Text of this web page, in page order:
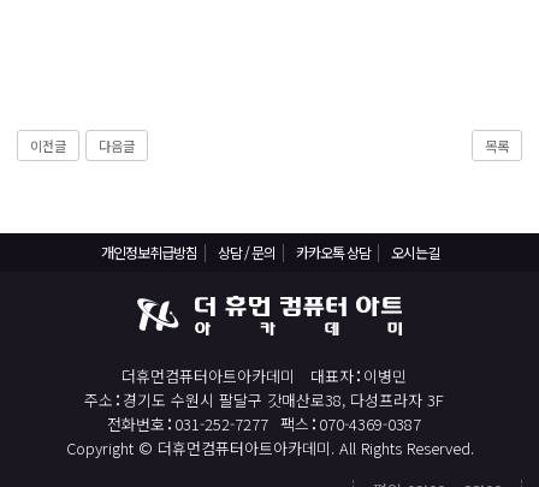
이전글 다음글 목록
개인정보취급방침 상담 / 문의 카카오톡 상담 오시는길
더휴먼컴퓨터아트아카데미 대표자 이병민
주소 경기도 수원시 팔달구 갓매산로38, 다성프라자 3F
전화번호 031-252-7277 팩스 070-4369-0387
Copyright © 더휴먼컴퓨터아트아카데미. All Rights Reserved.
전산세무회계 자격취득과정[전산회계1급/전산세무2급/FAT1급/TAT2급]
직업상담사 2급 (필기+실기) 자격증 취득과정
일러스트 자격증 취득과정(GTQi 1급)
전산회계 1급 / FAT 1급 자격증 취득과정
전산세무 2급 / TAT 2급 자격증 취득과정